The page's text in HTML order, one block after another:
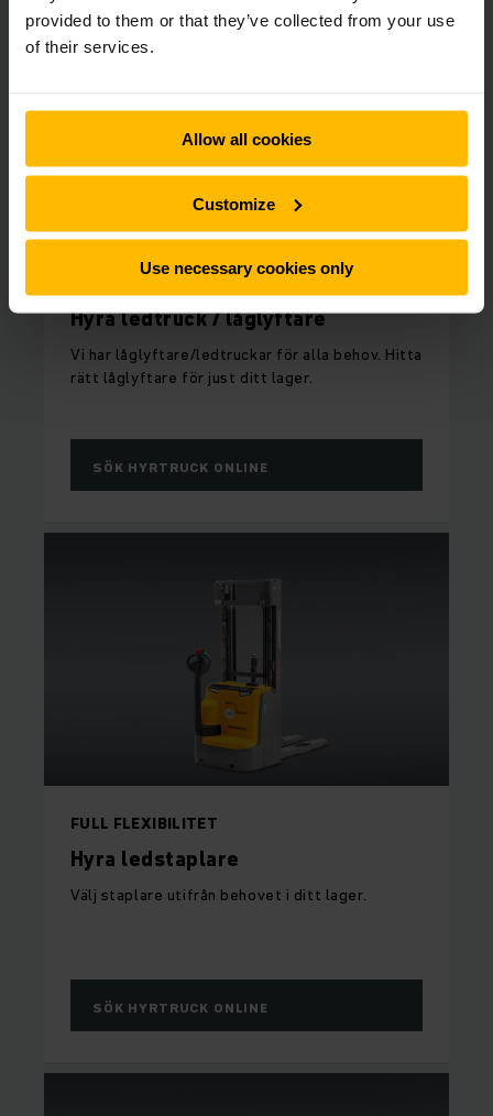
provided to them or that they’ve collected from your use
of their services.
Allow all cookies
Customize
Use necessary cookies only
Hyra ledtruck / låglyftare
Vi har låglyftare/ledtruckar för alla behov. Hitta
rätt låglyftare för just ditt lager.
SÖK HYRTRUCK ONLINE
FULL FLEXIBILITET
Hyra ledstaplare
Välj staplare utifrån behovet i ditt lager.
SÖK HYRTRUCK ONLINE